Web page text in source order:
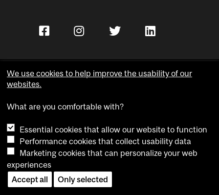
Accessibility
Cookie notice
Cookie settings
Contact us
We use cookies to help improve the usability of our
websites.
What are you comfortable with?
Essential cookies that allow our website to function
Performance cookies that collect usability data
Marketing cookies that can personalize your web
experiences
Accept all
Only selected